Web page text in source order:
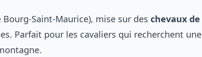
Bourg-Saint-Maurice), mise sur des chevaux de
Parfait pour les cavaliers qui recherchent une